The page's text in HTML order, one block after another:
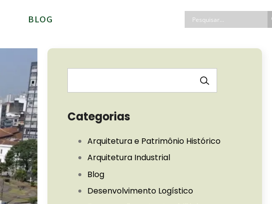
BLOG
Categorias
Arquitetura e Patrimônio Histórico
Arquitetura Industrial
Blog
Desenvolvimento Logístico